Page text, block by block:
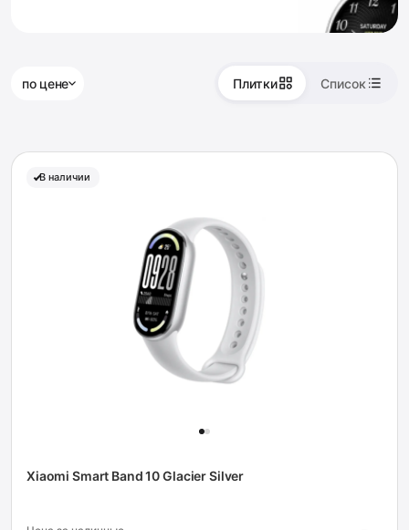
по цене Плитки Список
В наличии
Xiaomi Smart Band 10 Glacier Silver